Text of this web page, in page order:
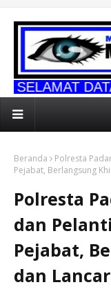
DI
Beranda
Polresta
Pejabat, Berlangsung
Polresta
dan
Pejabat,
dan Lancar